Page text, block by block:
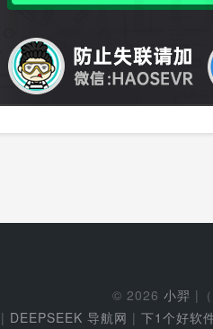
© 2026 小羿 |（
| DEEPSEEK 导航网 | 下1个好软